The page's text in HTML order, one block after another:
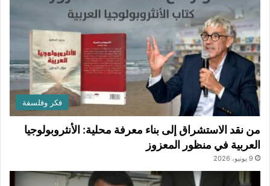
فكر وفلسفة
من نقد الاستشراق إلى بناء معرفة محلية: الأنثروبولوجيا
العربية في منظور المعزوز
9 يونيو، 2026